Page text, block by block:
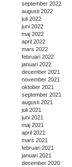
september 2022
augusti 2022
juli 2022
juni 2022
maj 2022
april 2022
mars 2022
februari 2022
januari 2022
december 2021
november 2021
oktober 2021
september 2021
augusti 2021
juli 2021
juni 2021
maj 2021
april 2021
mars 2021
februari 2021
januari 2021
december 2020